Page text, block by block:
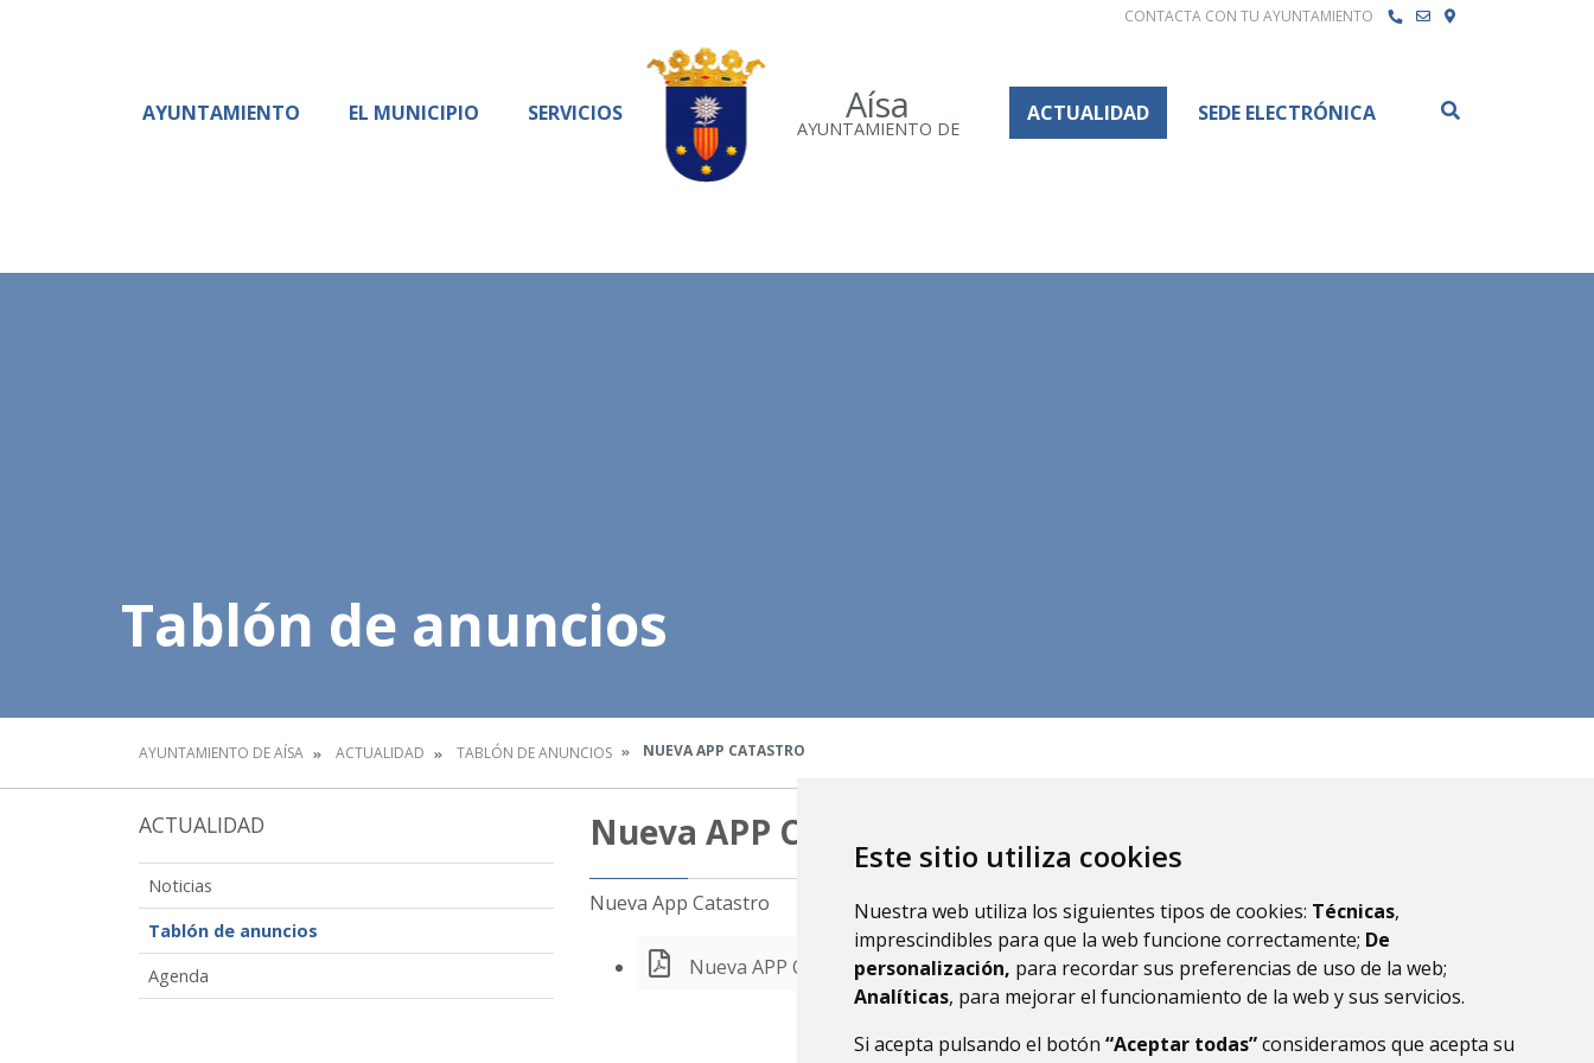
Este sitio utiliza cookies
Nuestra web utiliza los siguientes tipos de cookies: Técnicas,
imprescindibles para que la web funcione correctamente; De
personalización, para recordar sus preferencias de uso de la web;
Analíticas, para mejorar el funcionamiento de la web y sus servicios.
Si acepta pulsando el botón “Aceptar todas”consideramos que acepta su
CONTACTA CON TU AYUNTAMIENTO
Aísa
AYUNTAMIENTO DE
AYUNTAMIENTO EL MUNICIPIO SERVICIOS ACTUALIDAD SEDE ELECTRÓNICA
Tablón de anuncios
AYUNTAMIENTO DE AÍSA ACTUALIDAD TABLÓN DE ANUNCIOS NUEVA APP CATASTRO
ACTUALIDAD
Noticias
Tablón de anuncios
Agenda
Nueva APP Catastro
Nueva App Catastro
Nueva APP Catastro